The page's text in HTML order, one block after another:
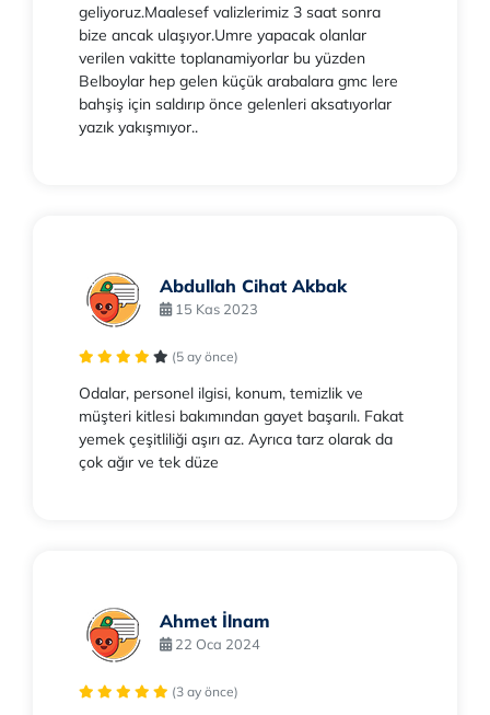
geliyoruz.Maalesef valizlerimiz 3 saat sonra
bize ancak ulaşıyor.Umre yapacak olanlar
verilen vakitte toplanamiyorlar bu yüzden
Belboylar hep gelen küçük arabalara gmc lere
bahşiş için saldırıp önce gelenleri aksatıyorlar
yazık yakışmıyor..
Abdullah Cihat Akbak
15 Kas 2023
(5 ay önce)
Odalar, personel ilgisi, konum, temizlik ve
müşteri kitlesi bakımından gayet başarılı. Fakat
yemek çeşitliliği aşırı az. Ayrıca tarz olarak da
çok ağır ve tek düze
Ahmet İlnam
22 Oca 2024
(3 ay önce)